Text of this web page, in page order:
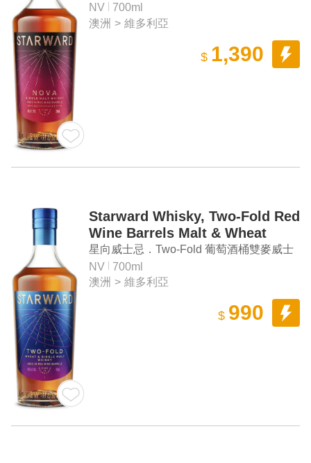
忌
NV
700ml
澳洲 > 維多利亞
$ 1,390
Starward Whisky, Two-Fold Red
Wine Barrels Malt & Wheat
Whisky
星向威士忌．Two-Fold 葡萄酒桶雙麥威士
忌
NV
700ml
澳洲 > 維多利亞
$ 990